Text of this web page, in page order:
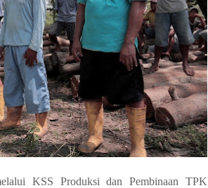
KSS Produksi dan Pembinaan TPK